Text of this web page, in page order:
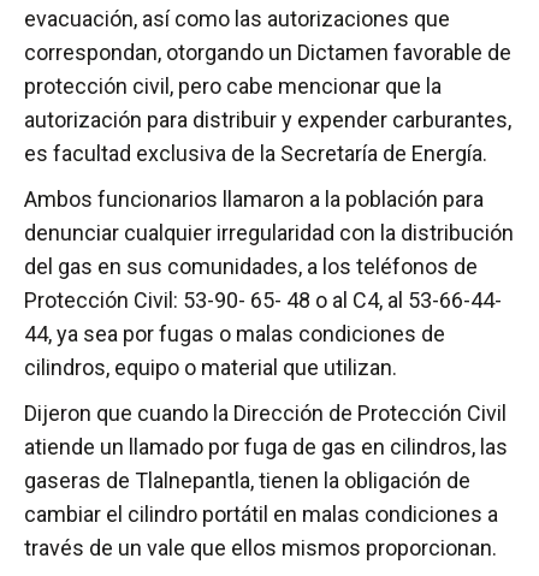
evacuación, así como las autorizaciones que
correspondan, otorgando un Dictamen favorable de
protección civil, pero cabe mencionar que la
autorización para distribuir y expender carburantes,
es facultad exclusiva de la Secretaría de Energía.
Ambos funcionarios llamaron a la población para
denunciar cualquier irregularidad con la distribución
del gas en sus comunidades, a los teléfonos de
Protección Civil: 53-90- 65- 48 o al C4, al 53-66-44-
44, ya sea por fugas o malas condiciones de
cilindros, equipo o material que utilizan.
Dijeron que cuando la Dirección de Protección Civil
atiende un llamado por fuga de gas en cilindros, las
gaseras de Tlalnepantla, tienen la obligación de
cambiar el cilindro portátil en malas condiciones a
través de un vale que ellos mismos proporcionan.